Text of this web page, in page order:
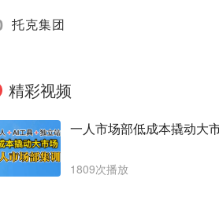
托克集团
精彩视频
一人市场部低成本撬动大
1809次播放